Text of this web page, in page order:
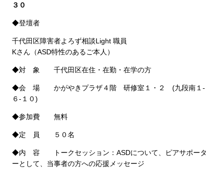
３０
◆登壇者
千代田区障害者よろず相談Light 職員
Kさん（ASD特性のあるご本人）
◆対 象 千代田区在住・在勤・在学の方
◆会 場 かがやきプラザ４階 研修室１・２ (九段南１-
６-１０)
◆参加費 無料
◆定 員 ５０名
◆内 容 トークセッション：ASDについて、ピアサポータ
ーとして、当事者の方への応援メッセージ